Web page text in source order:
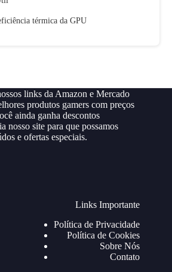
térmica da GPU
links da Amazon e Mercado
produtos gamers com preços
ainda ganha descontos
nosso site para que possamos
e ofertas especiais.
Links Importante
Política de Privacidade
Política de Cookies
Sobre Nós
Contato